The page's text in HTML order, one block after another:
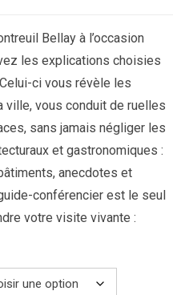
Bellay à l’occasion
les explications choisies
ci vous révèle les
vous conduit de ruelles
sans jamais négliger les
et gastronomiques :
anecdotes et
conférencier est le seul
votre visite vivante :